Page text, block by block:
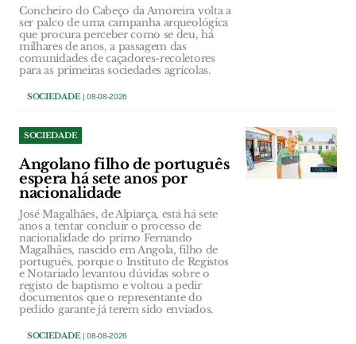
Concheiro do Cabeço da Amoreira volta a
ser palco de uma campanha arqueológica
que procura perceber como se deu, há
milhares de anos, a passagem das
comunidades de caçadores-recoletores
para as primeiras sociedades agrícolas.
SOCIEDADE| 08-08-2026
SOCIEDADE
Angolano filho de português
espera há sete anos por
nacionalidade
José Magalhães, de Alpiarça, está há sete
anos a tentar concluir o processo de
nacionalidade do primo Fernando
Magalhães, nascido em Angola, filho de
português, porque o Instituto de Registos
e Notariado levantou dúvidas sobre o
registo de baptismo e voltou a pedir
documentos que o representante do
pedido garante já terem sido enviados.
SOCIEDADE| 08-08-2026